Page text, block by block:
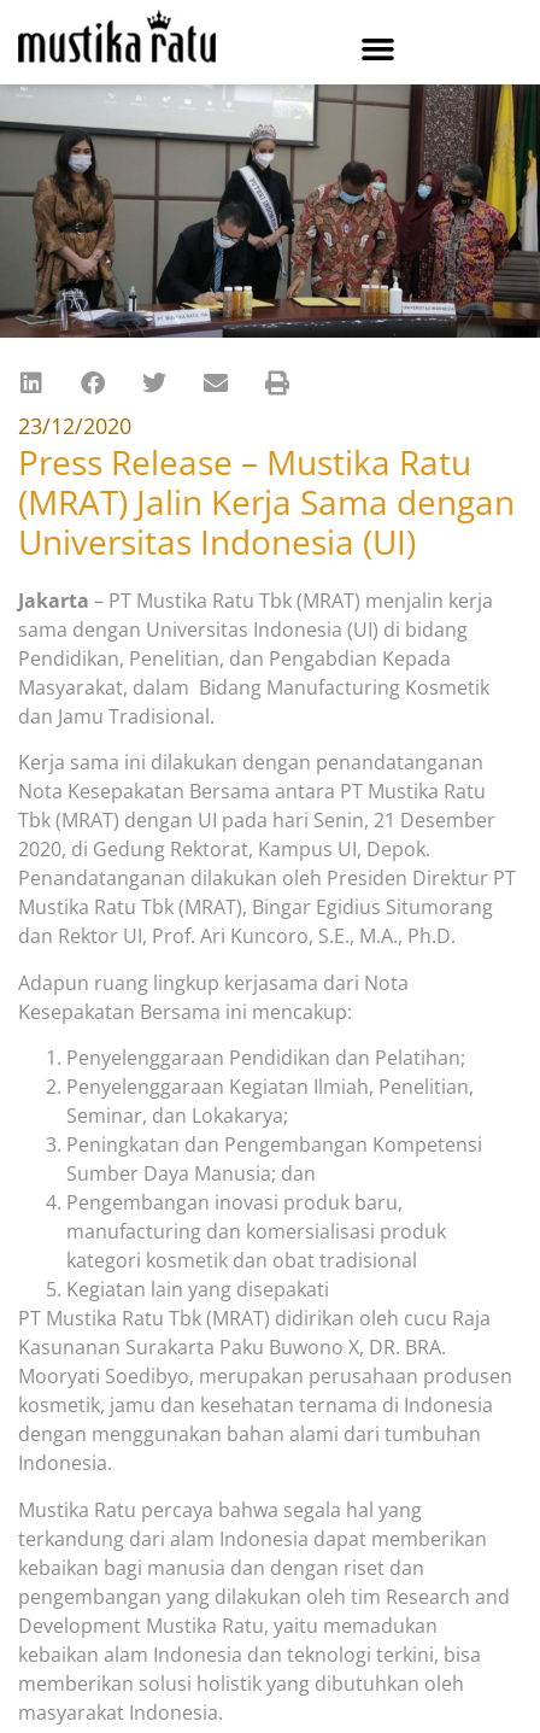
23/12/2020
Press Release – Mustika Ratu
(MRAT) Jalin Kerja Sama dengan
Universitas Indonesia (UI)
Jakarta – PT Mustika Ratu Tbk (MRAT) menjalin kerja
sama dengan Universitas Indonesia (UI) di bidang
Pendidikan, Penelitian, dan Pengabdian Kepada
Masyarakat, dalam Bidang Manufacturing Kosmetik
dan Jamu Tradisional.
Kerja sama ini dilakukan dengan penandatanganan
Nota Kesepakatan Bersama antara PT Mustika Ratu
Tbk (MRAT) dengan UI pada hari Senin, 21 Desember
2020, di Gedung Rektorat, Kampus UI, Depok.
Penandatanganan dilakukan oleh Presiden Direktur PT
Mustika Ratu Tbk (MRAT), Bingar Egidius Situmorang
dan Rektor UI, Prof. Ari Kuncoro, S.E., M.A., Ph.D.
Adapun ruang lingkup kerjasama dari Nota
Kesepakatan Bersama ini mencakup:
Penyelenggaraan Pendidikan dan Pelatihan;
Penyelenggaraan Kegiatan Ilmiah, Penelitian,
Seminar, dan Lokakarya;
Peningkatan dan Pengembangan Kompetensi
Sumber Daya Manusia; dan
Pengembangan inovasi produk baru,
manufacturing dan komersialisasi produk
kategori kosmetik dan obat tradisional
Kegiatan lain yang disepakati
PT Mustika Ratu Tbk (MRAT) didirikan oleh cucu Raja
Kasunanan Surakarta Paku Buwono X, DR. BRA.
Mooryati Soedibyo, merupakan perusahaan produsen
kosmetik, jamu dan kesehatan ternama di Indonesia
dengan menggunakan bahan alami dari tumbuhan
Indonesia.
Mustika Ratu percaya bahwa segala hal yang
terkandung dari alam Indonesia dapat memberikan
kebaikan bagi manusia dan dengan riset dan
pengembangan yang dilakukan oleh tim Research and
Development Mustika Ratu, yaitu memadukan
kebaikan alam Indonesia dan teknologi terkini, bisa
memberikan solusi holistik yang dibutuhkan oleh
masyarakat Indonesia.